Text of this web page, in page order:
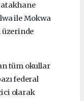
ile Mokwa
tüm okullar
federal
olarak